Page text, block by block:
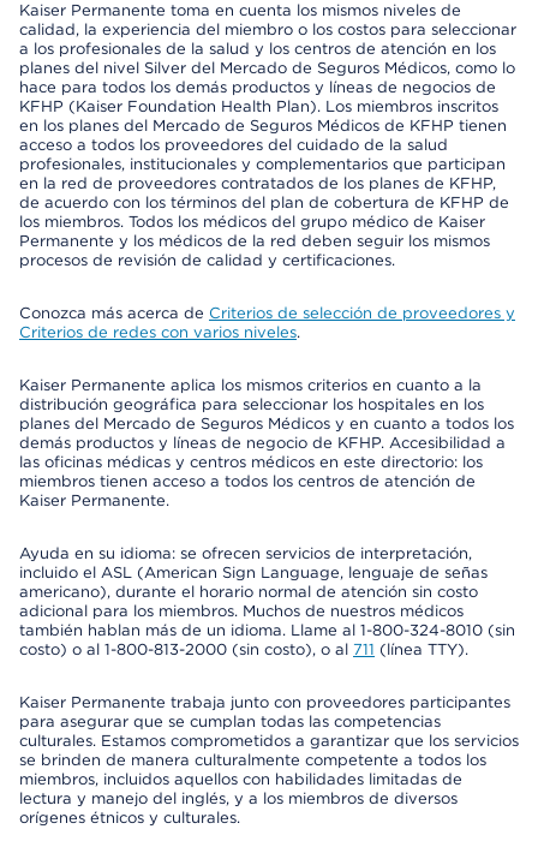
Kaiser Permanente toma en cuenta los mismos niveles de
calidad, la experiencia del miembro o los costos para seleccionar
a los profesionales de la salud y los centros de atención en los
planes del nivel Silver del Mercado de Seguros Médicos, como lo
hace para todos los demás productos y líneas de negocios de
KFHP (Kaiser Foundation Health Plan). Los miembros inscritos
en los planes del Mercado de Seguros Médicos de KFHP tienen
acceso a todos los proveedores del cuidado de la salud
profesionales, institucionales y complementarios que participan
en la red de proveedores contratados de los planes de KFHP,
de acuerdo con los términos del plan de cobertura de KFHP de
los miembros. Todos los médicos del grupo médico de Kaiser
Permanente y los médicos de la red deben seguir los mismos
procesos de revisión de calidad y certificaciones.
Conozca más acerca de Criterios de selección de proveedores y
Criterios de redes con varios niveles.
Kaiser Permanente aplica los mismos criterios en cuanto a la
distribución geográfica para seleccionar los hospitales en los
planes del Mercado de Seguros Médicos y en cuanto a todos los
demás productos y líneas de negocio de KFHP. Accesibilidad a
las oficinas médicas y centros médicos en este directorio: los
miembros tienen acceso a todos los centros de atención de
Kaiser Permanente.
Ayuda en su idioma: se ofrecen servicios de interpretación,
incluido el ASL (American Sign Language, lenguaje de señas
americano), durante el horario normal de atención sin costo
adicional para los miembros. Muchos de nuestros médicos
también hablan más de un idioma. Llame al 1-800-324-8010 (sin
costo) o al 1-800-813-2000 (sin costo), o al 711 (línea TTY).
Kaiser Permanente trabaja junto con proveedores participantes
para asegurar que se cumplan todas las competencias
culturales. Estamos comprometidos a garantizar que los servicios
se brinden de manera culturalmente competente a todos los
miembros, incluidos aquellos con habilidades limitadas de
lectura y manejo del inglés, y a los miembros de diversos
orígenes étnicos y culturales.